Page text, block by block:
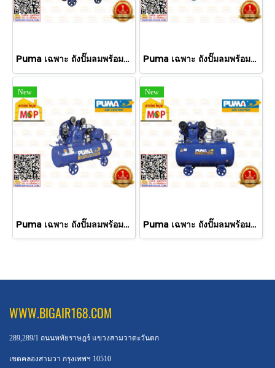
Puma เฉพาะ ถังปั๊มลมพร้อมหัวปั๊ม PP-320 20HP 3ลูกสูบ 700L 8BAR ไม่รวมมอเตอร์ Puma เฉพาะ ถังปั๊มลมพร้อมหัวปั๊ม PP-415A 15HP 4ลูกสูบ 315L 8BAR ไม่รวมมอเตอร์
New
Puma เฉพาะ ถังปั๊มลมพร้อมหัวปั๊ม PP-415 15HP 4ลูกสูบ 520L 8BAR ไม่รวมมอเตอร์
New
Puma เฉพาะ ถังปั๊มลมพร้อมหัวปั๊ม PP-430 30HP 4ลูกสูบ 800L 8BAR ไม่รวมมอเตอร์
WWW.BIGAIR168.COM
289,289/1 ถนนหทัยราษฎร์ แขวงสามวาตะวันตก
เขตคลองสามวา กรุงเทพฯ 10510